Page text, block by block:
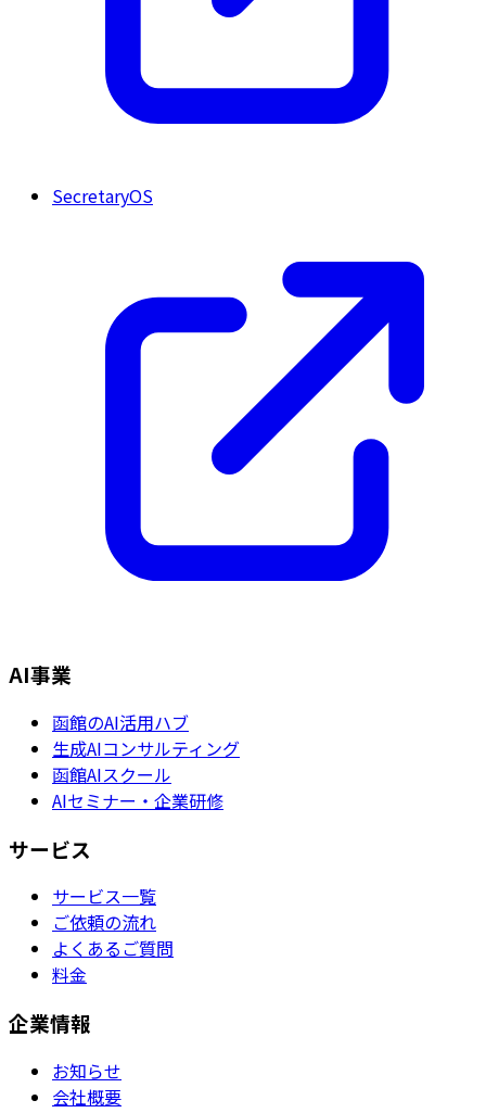
SecretaryOS
AI事業
函館のAI活用ハブ
生成AIコンサルティング
函館AIスクール
AIセミナー・企業研修
サービス
サービス一覧
ご依頼の流れ
よくあるご質問
料金
企業情報
お知らせ
会社概要